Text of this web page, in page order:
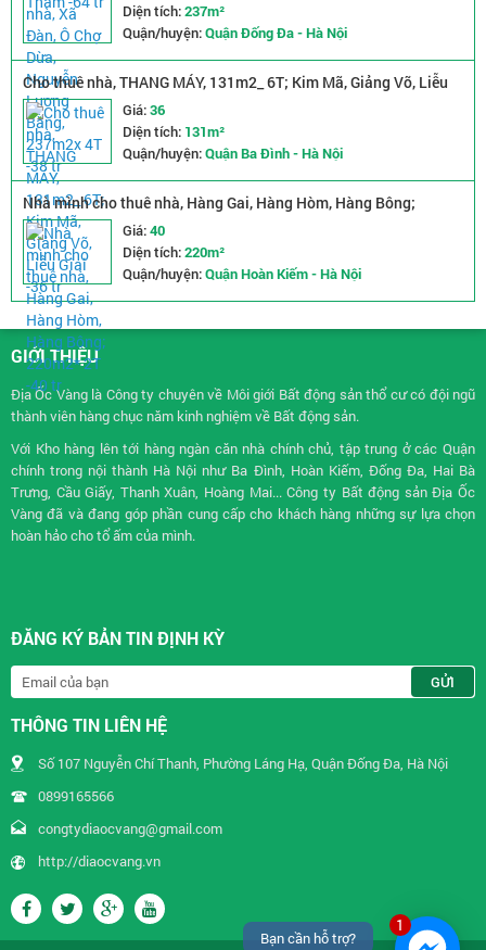
1
Bạn cần hỗ trợ?
Diện tích:237m²
Quận/huyện:Quận Đống Đa - Hà Nội
Cho thuê nhà, THANG MÁY, 131m2_ 6T; Kim Mã, Giảng Võ, Liễu
Giai -36 tr
Giá:36
Diện tích: 131m²
Quận/huyện:Quận Ba Đình - Hà Nội
Nhà mình cho thuê nhà, Hàng Gai, Hàng Hòm, Hàng Bông;
220m2* 2T -40 tr
Giá:40
Diện tích:220m²
Quận/huyện:Quận Hoàn Kiếm - Hà Nội
GIỚI THIỆU
Địa Ốc Vàng là Công ty chuyên về Môi giới Bất động sảnthổ cư có đội ngũ
thành viên hàng chục năm kinh nghiệm về Bất động sản.
Với Kho hàng lên tới hàng ngàn căn nhà chính chủ, tập trung ở các Quận
chính trong nội thành Hà Nội như Ba Đình, Hoàn Kiếm, Đống Đa, Hai Bà
Trưng, Cầu Giấy, Thanh Xuân, Hoàng Mai... Công ty Bất động sản Địa Ốc
Vàng đã và đang góp phần cung cấp cho khách hàng những sự lựa chọn
hoàn hảo cho tổ ấm của mình.
ĐĂNG KÝ BẢN TIN ĐỊNH KỲ
THÔNG TIN LIÊN HỆ
Số 107 Nguyễn Chí Thanh, Phường Láng Hạ, Quận Đống Đa, Hà Nội
0899165566
congtydiaocvang@gmail.com
http://diaocvang.vn